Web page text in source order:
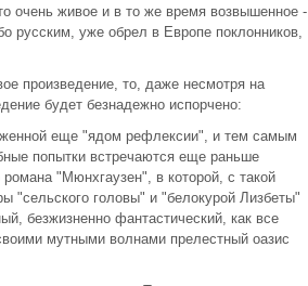
очень живое и в то же время возвышенное -
русским, уже обрел в Европе поклонников,
произведение, то, даже несмотря на
будет безнадежно испорчено:
еще "ядом рефлексии", и тем самым
попытки встречаются еще раньше
"Мюнхгаузен", в которой, с такой
"сельского головы" и "белокурой Лизбеты"
безжизненно фантастический, как все
мутными волнами прелестный оазис